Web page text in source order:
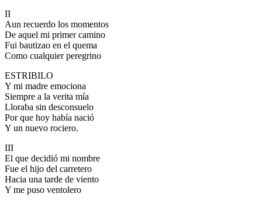
II
Aun recuerdo los momentos
De aquel mi primer camino
Fui bautizao en el quema
Como cualquier peregrino
ESTRIBILO
Y mi madre emociona
Siempre a la verita mía
Lloraba sin desconsuelo
Por que hoy había nació
Y un nuevo rociero.
III
El que decidió mi nombre
Fue el hijo del carretero
Hacia una tarde de viento
Y me puso ventolero